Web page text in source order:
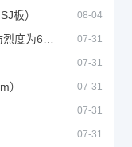
板） 08-04
07-31
07-31
） 07-31
07-31
07-31